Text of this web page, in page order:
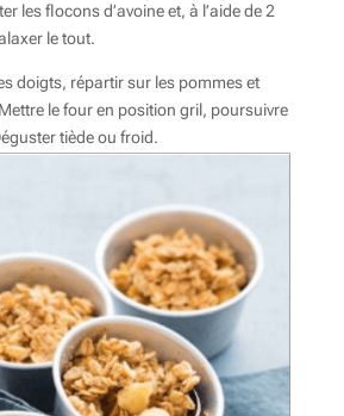
les flocons d’avoine et, à l’aide de 2
le tout.
doigts, répartir sur les pommes et
le four en position gril, poursuivre
tiède ou froid.